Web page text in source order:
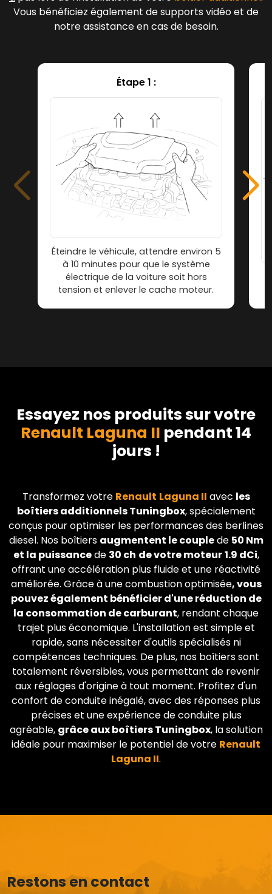
Vous bénéficiez également de supports vidéo et de
notre assistance en cas de besoin.
Étape 1 :
Éteindre le véhicule, attendre environ 5
à 10 minutes pour que le système
électrique de la voiture soit hors
tension et enlever le cache moteur.
Essayez nos produits sur votre
Renault Laguna II pendant 14
jours !
Transformez votre Renault Laguna II avec les
boîtiers additionnels Tuningbox, spécialement
conçus pour optimiser les performances des berlines
diesel. Nos boîtiers augmentent le couplede 50 Nm
et la puissancede 30 ch de votre moteur1.9 dCi,
offrant une accélération plus fluide et une réactivité
améliorée. Grâce à une combustion optimisée, vous
pouvez également bénéficier d'une réduction de
la consommation de carburant, rendant chaque
trajet plus économique. L'installation est simple et
rapide, sans nécessiter d'outils spécialisés ni
compétences techniques. De plus, nos boîtiers sont
totalement réversibles, vous permettant de revenir
aux réglages d'origine à tout moment. Profitez d'un
confort de conduite inégalé, avec des réponses plus
précises et une expérience de conduite plus
agréable, grâce aux boîtiers Tuningbox, la solution
idéale pour maximiser le potentiel de votre Renault
Laguna II.
Restons en contact